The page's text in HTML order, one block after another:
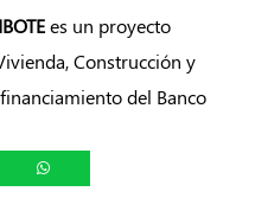
es un proyecto
Construcción y
del Banco